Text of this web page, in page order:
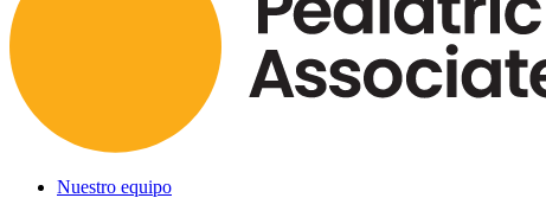
Nuestro equipo